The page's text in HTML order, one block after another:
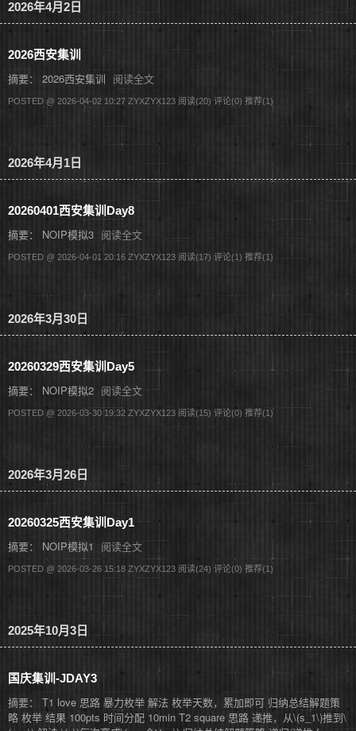
2026年4月2日
2026西安集训
摘要： 2026西安集训 阅读全文
POSTED @ 2026-04-02 10:27 ZYXZYX123 阅读(20) 评论(0) 推荐(1)
2026年4月1日
20260401西安集训Day8
摘要： NOIP模拟3 阅读全文
POSTED @ 2026-04-01 20:16 ZYXZYX123 阅读(17) 评论(1) 推荐(1)
2026年3月30日
20260329西安集训Day5
摘要： NOIP模拟2 阅读全文
POSTED @ 2026-03-30 19:32 ZYXZYX123 阅读(15) 评论(0) 推荐(1)
2026年3月26日
20260325西安集训Day1
摘要： NOIP模拟1 阅读全文
POSTED @ 2026-03-26 15:18 ZYXZYX123 阅读(24) 评论(0) 推荐(1)
2025年10月3日
国庆集训-JDAY3
摘要： T1 love 思路 暴力枚举 解法 枚举天数，累加即可 归纳总结解题策
略 枚举 结果 100pts 时间分配 10min T2 square 思路 递推，从\(s_1\)推到\